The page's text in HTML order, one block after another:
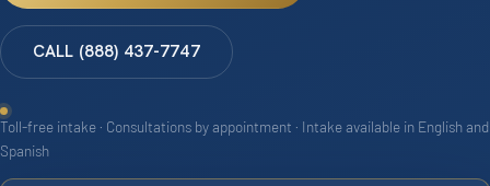
CALL (888) 437-7747
Toll-free intake · Consultations by appointment · Intake available in English and
Spanish